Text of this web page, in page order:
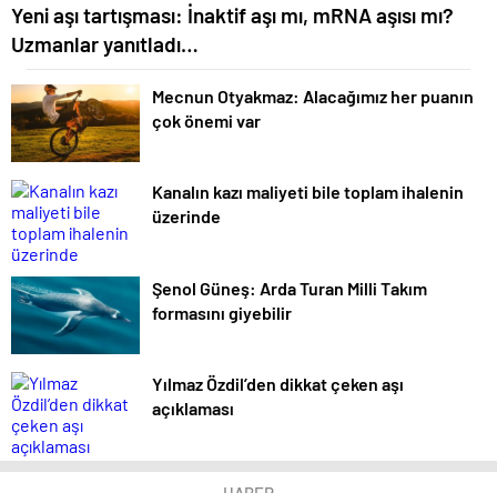
Yeni aşı tartışması: İnaktif aşı mı, mRNA aşısı mı?
Uzmanlar yanıtladı…
Mecnun Otyakmaz: Alacağımız her puanın
çok önemi var
Kanalın kazı maliyeti bile toplam ihalenin
üzerinde
Şenol Güneş: Arda Turan Milli Takım
formasını giyebilir
Yılmaz Özdil’den dikkat çeken aşı
açıklaması